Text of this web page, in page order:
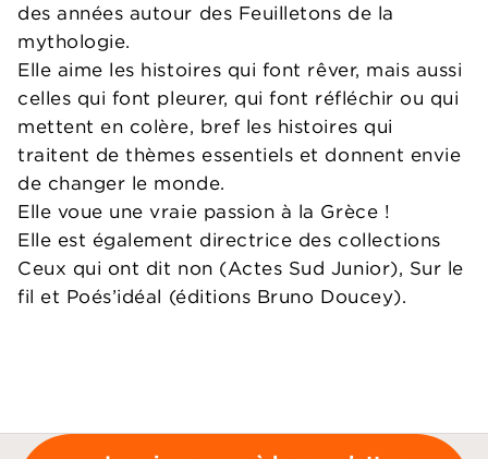
des années autour des Feuilletons de la
mythologie.
Elle aime les histoires qui font rêver, mais aussi
celles qui font pleurer, qui font réfléchir ou qui
mettent en colère, bref les histoires qui
traitent de thèmes essentiels et donnent envie
de changer le monde.
Elle voue une vraie passion à la Grèce !
Elle est également directrice des collections
Ceux qui ont dit non (Actes Sud Junior), Sur le
fil et Poés’idéal (éditions Bruno Doucey).